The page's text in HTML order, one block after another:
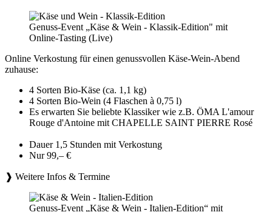
Genuss-Event „Käse & Wein - Klassik-Edition" mit
Online-Tasting (Live)
Online Verkostung für einen genussvollen Käse-Wein-Abend
zuhause:
4 Sorten Bio-Käse (ca. 1,1 kg)
4 Sorten Bio-Wein (4 Flaschen à 0,75 l)
Es erwarten Sie beliebte Klassiker wie z.B. ÖMA L'amour
Rouge d'Antoine mit CHAPELLE SAINT PIERRE Rosé
Dauer 1,5 Stunden mit Verkostung
Nur 99,– €
❱ Weitere Infos & Termine
Genuss-Event „Käse & Wein - Italien-Edition“ mit